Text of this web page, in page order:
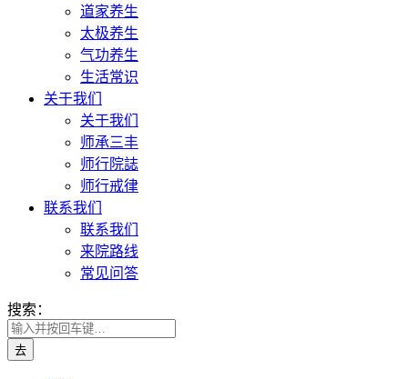
道家养生
太极养生
气功养生
生活常识
关于我们
关于我们
师承三丰
师行院誌
师行戒律
联系我们
联系我们
来院路线
常见问答
搜索：